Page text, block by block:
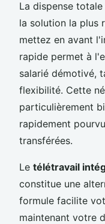
La dispense
la solution la plus
mettez en avant
rapide permet à
salarié démotivé,
flexibilité. Cette
particulièrement
rapidement
transférées.
Le télétravail
constitue une
formule facilite
maintenant votre